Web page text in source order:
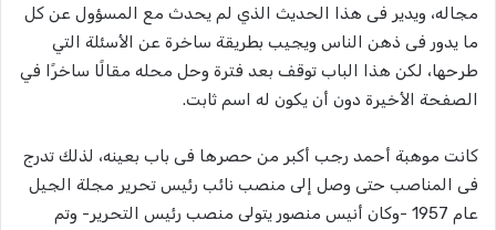
مجاله، ويدير فى هذا الحديث الذي لم يحدث مع المسؤول عن كل
ما يدور فى ذهن الناس ويجيب بطريقة ساخرة عن الأسئلة التي
طرحها، لكن هذا الباب توقف بعد فترة وحل محله مقالًا ساخرًا في
الصفحة الأخيرة دون أن يكون له اسم ثابت.
كانت موهبة أحمد رجب أكبر من حصرها فى باب بعينه، لذلك تدرج
فى المناصب حتى وصل إلى منصب نائب رئيس تحرير مجلة الجيل
عام 1957 -وكان أنيس منصور يتولى منصب رئيس التحرير- وتم